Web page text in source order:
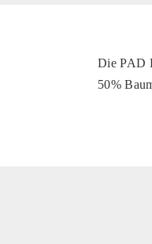
Die PAD
50%